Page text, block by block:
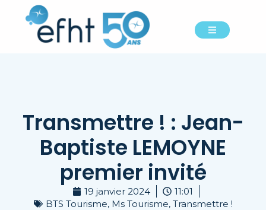
Transmettre ! : Jean-
Baptiste LEMOYNE
premier invité
19 janvier 2024
11:01
BTS Tourisme, Ms Tourisme, Transmettre !